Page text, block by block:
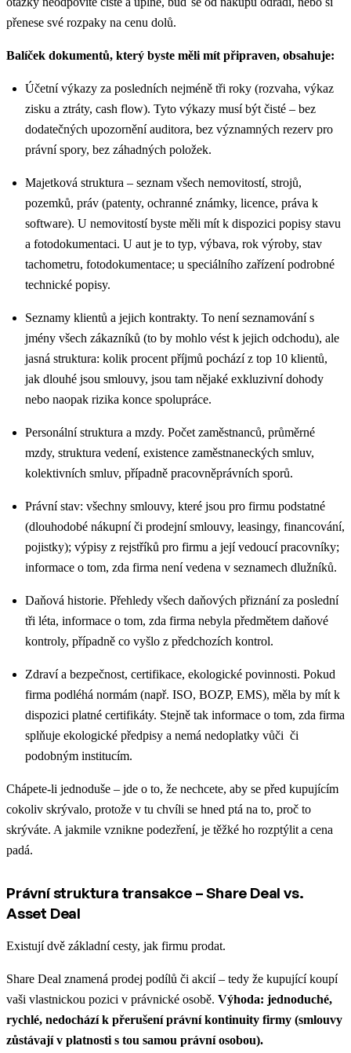
přenese své rozpaky na cenu dolů.
Balíček dokumentů, který byste měli mít připraven, obsahuje:
Účetní výkazy za posledních nejméně tři roky (rozvaha, výkaz
zisku a ztráty, cash flow). Tyto výkazy musí být čisté – bez
dodatečných upozornění auditora, bez významných rezerv pro
právní spory, bez záhadných položek.
Majetková struktura – seznam všech nemovitostí, strojů,
pozemků, práv (patenty, ochranné známky, licence, práva k
software). U nemovitostí byste měli mít k dispozici popisy stavu
a fotodokumentaci. U aut je to typ, výbava, rok výroby, stav
tachometru, fotodokumentace; u speciálního zařízení podrobné
technické popisy.
Seznamy klientů a jejich kontrakty. To není seznamování s
jmény všech zákazníků (to by mohlo vést k jejich odchodu), ale
jasná struktura: kolik procent příjmů pochází z top 10 klientů,
jak dlouhé jsou smlouvy, jsou tam nějaké exkluzivní dohody
nebo naopak rizika konce spolupráce.
Personální struktura a mzdy. Počet zaměstnanců, průměrné
mzdy, struktura vedení, existence zaměstnaneckých smluv,
kolektivních smluv, případně pracovněprávních sporů.
Právní stav: všechny smlouvy, které jsou pro firmu podstatné
(dlouhodobé nákupní či prodejní smlouvy, leasingy, financování,
pojistky); výpisy z rejstříků pro firmu a její vedoucí pracovníky;
informace o tom, zda firma není vedena v seznamech dlužníků.
Daňová historie. Přehledy všech daňových přiznání za poslední
tři léta, informace o tom, zda firma nebyla předmětem daňové
kontroly, případně co vyšlo z předchozích kontrol.
Zdraví a bezpečnost, certifikace, ekologické povinnosti. Pokud
firma podléhá normám (např. ISO, BOZP, EMS), měla by mít k
dispozici platné certifikáty. Stejně tak informace o tom, zda firma
splňuje ekologické předpisy a nemá nedoplatky vůči či
podobným institucím.
Chápete-li jednoduše – jde o to, že nechcete, aby se před kupujícím
cokoliv skrývalo, protože v tu chvíli se hned ptá na to, proč to
skrýváte. A jakmile vznikne podezření, je těžké ho rozptýlit a cena
padá.
Právní struktura transakce – Share Deal vs.
Asset Deal
Existují dvě základní cesty, jak firmu prodat.
Share Deal znamená prodej podílů či akcií – tedy že kupující koupí
vaši vlastnickou pozici v právnické osobě. Výhoda: jednoduché,
rychlé, nedochází k přerušení právní kontinuity firmy (smlouvy
zůstávají v platnosti s tou samou právní osobou).